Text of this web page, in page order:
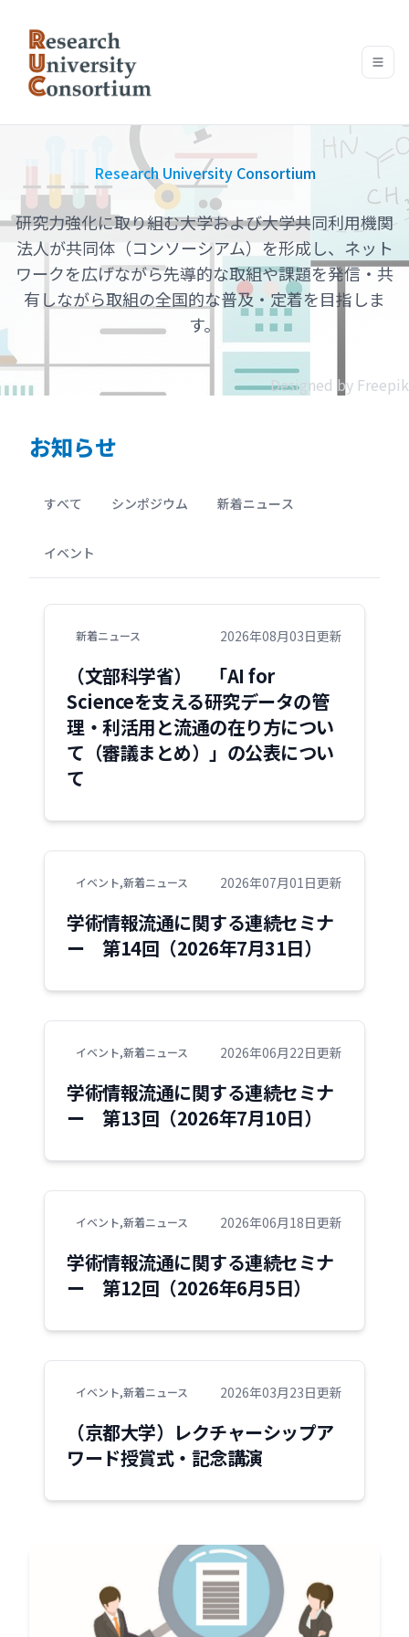
Research University Consortium
研究力強化に取り組む大学および大学共同利用機関
法人が共同体（コンソーシアム）を形成し、ネット
ワークを広げながら先導的な取組や課題を発信・共
有しながら取組の全国的な普及・定着を目指しま
す。
Designed by Freepik
お知らせ
すべて シンポジウム 新着ニュース
イベント
新着ニュース 2026年08月03日更新
（文部科学省） 「AI for
Scienceを支える研究データの管
理・利活用と流通の在り方につい
て（審議まとめ）」の公表につい
て
イベント,新着ニュース 2026年07月01日更新
学術情報流通に関する連続セミナ
ー 第14回（2026年7月31日）
イベント,新着ニュース 2026年06月22日更新
学術情報流通に関する連続セミナ
ー 第13回（2026年7月10日）
イベント,新着ニュース 2026年06月18日更新
学術情報流通に関する連続セミナ
ー 第12回（2026年6月5日）
イベント,新着ニュース 2026年03月23日更新
（京都大学）レクチャーシップア
ワード授賞式・記念講演